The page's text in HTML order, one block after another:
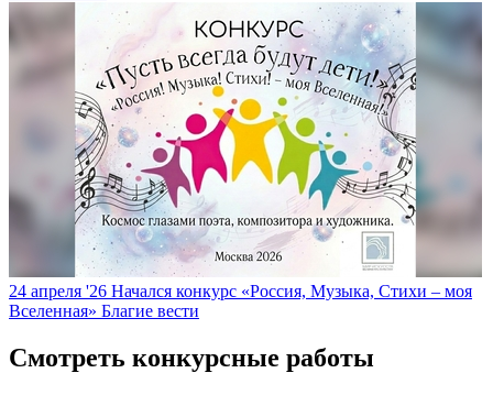
24 апреля '26 Начался конкурс «Россия, Музыка, Стихи – моя
Вселенная» Благие вести
Смотреть конкурсные работы